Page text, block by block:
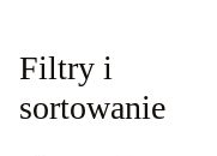
Filtry i
sortowanie